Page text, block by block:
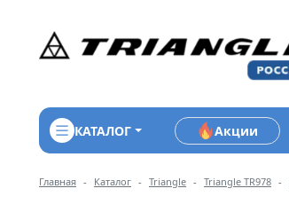
КАТАЛОГ Акции
Навигация по
Главная Каталог Triangle Triangle TR978